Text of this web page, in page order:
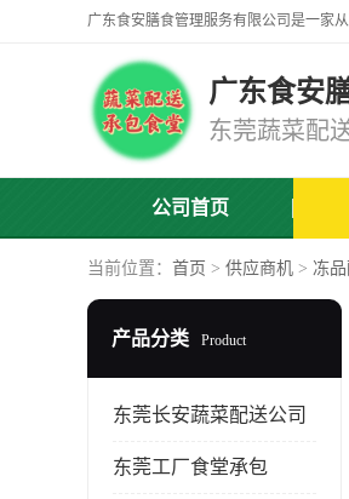
广东食安
公司首页
当前位置： 首页 > 供应商机 > 冻
产品分类 Product
东莞长安蔬菜配送公司
东莞工厂食堂承包